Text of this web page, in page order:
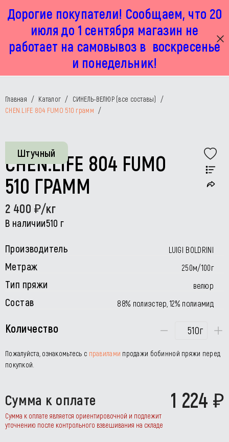
Дорогие покупатели! Сообщаем, что 20
июля до 1 сентября магазин не
работает на самовывоз в воскресенье
и понедельник!
г. Москва, Маленковская 32 стр 2А
пн-пт с 11:00 до 19:00, сб с 11:00 до 17:00
+7 925 449 67 92
Главная / Каталог / СИНЕЛЬ-ВЕЛЮР (все составы)
/
CHEN.LIFE 804 FUMO 510 грамм /
Штучный
CHEN.LIFE 804 FUMO
510 ГРАММ
2 400 /кг
В наличии510 г
Производитель LUIGI BOLDRINI
Метраж 250м/100г
Тип пряжи велюр
Состав 88% полиэстер, 12% полиамид
Количество г
Пожалуйста, ознакомьтесь с правилами продажи бобинной пряжи перед
покупкой.
Сумма к оплате 1 224
Сумма к оплате является ориентировочной и подлежит
уточнению после контрольного взвешивания на складе